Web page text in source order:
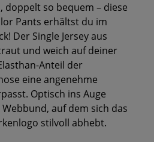
doppelt so bequem – diese
Pants erhältst du im
Der Single Jersey aus
und weich auf deiner
Anteil der
eine angenehme
Optisch ins Auge
auf dem sich das
stilvoll abhebt.